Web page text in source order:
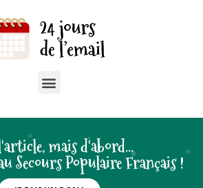
mais d'abord...
Secours Populaire Français !